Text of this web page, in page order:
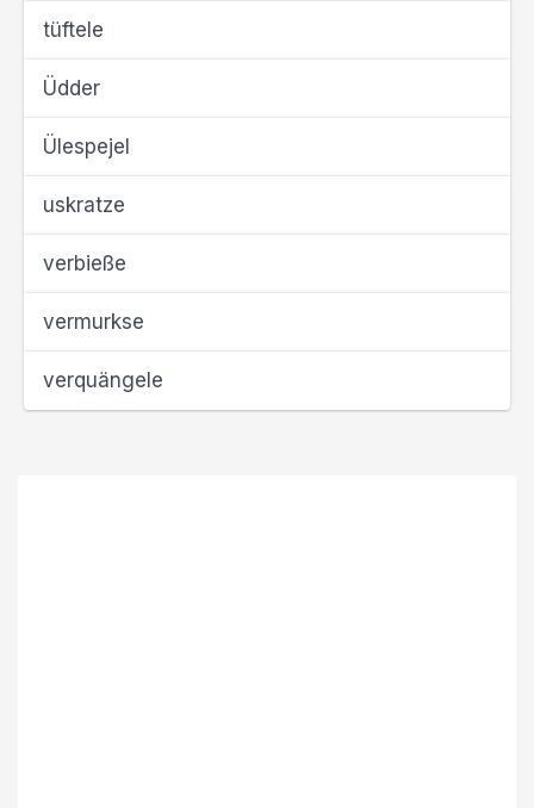
tüftele
Üdder
Ülespejel
uskratze
verbieße
vermurkse
verquängele